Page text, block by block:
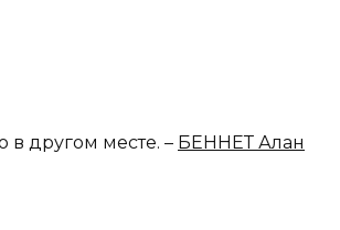
в другом месте. – БЕННЕТ Алан